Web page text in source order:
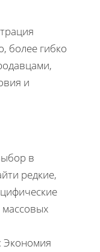
более гибко
и
в
редкие,
Экономия